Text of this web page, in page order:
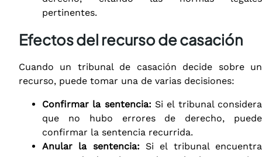
pertinentes.
Efectos del recurso de casación
Cuando un tribunal de casación decide sobre un
recurso, puede tomar una de varias decisiones:
Confirmar la sentencia: Si el tribunal considera
que no hubo errores de derecho, puede
confirmar la sentencia recurrida.
Anular la sentencia: Si el tribunal encuentra